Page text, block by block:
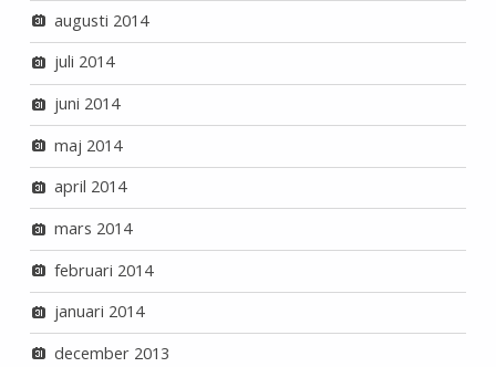
augusti 2014
juli 2014
juni 2014
maj 2014
april 2014
mars 2014
februari 2014
januari 2014
december 2013